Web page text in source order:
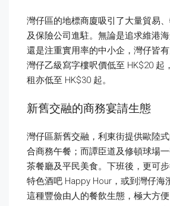
灣仔區的地標商廈吸引了大量貿易
及保險公司進駐。無論是追求維港
還是注重實用率的中小企，灣仔皆
灣仔乙級寫字樓呎價低至 HK$20 起
租亦低至 HK$30 起。
新舊交融的商務宴請生態
灣仔區新舊交融，利東街提供歐陸
合商務午餐；而譚臣道及修頓球場
茶餐廳及平民美食。下班後，更可
特色酒吧 Happy Hour，或到灣仔海
這種豐儉由人的餐飲生態，極大方